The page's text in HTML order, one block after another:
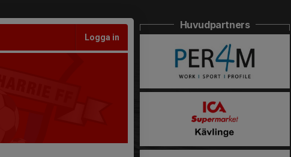
Logga in
Huvudpartners